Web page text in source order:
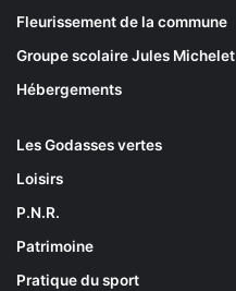
Fleurissement de la commune
Groupe scolaire Jules Michelet
Hébergements
Les Godasses vertes
Loisirs
P.N.R.
Patrimoine
Pratique du sport